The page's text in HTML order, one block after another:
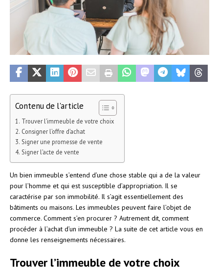
Contenu de l'article
Trouver l’immeuble de votre choix
Consigner l’offre d’achat
Signer une promesse de vente
Signer l’acte de vente
Un bien immeuble s’entend d’une chose stable qui a de la valeur
pour l’homme et qui est susceptible d’appropriation. Il se
caractérise par son immobilité. Il s’agit essentiellement des
bâtiments ou maisons. Les immeubles peuvent faire l’objet de
commerce. Comment s’en procurer ? Autrement dit, comment
procéder à l’achat d’un immeuble ? La suite de cet article vous en
donne les renseignements nécessaires.
Trouver l’immeuble de votre choix